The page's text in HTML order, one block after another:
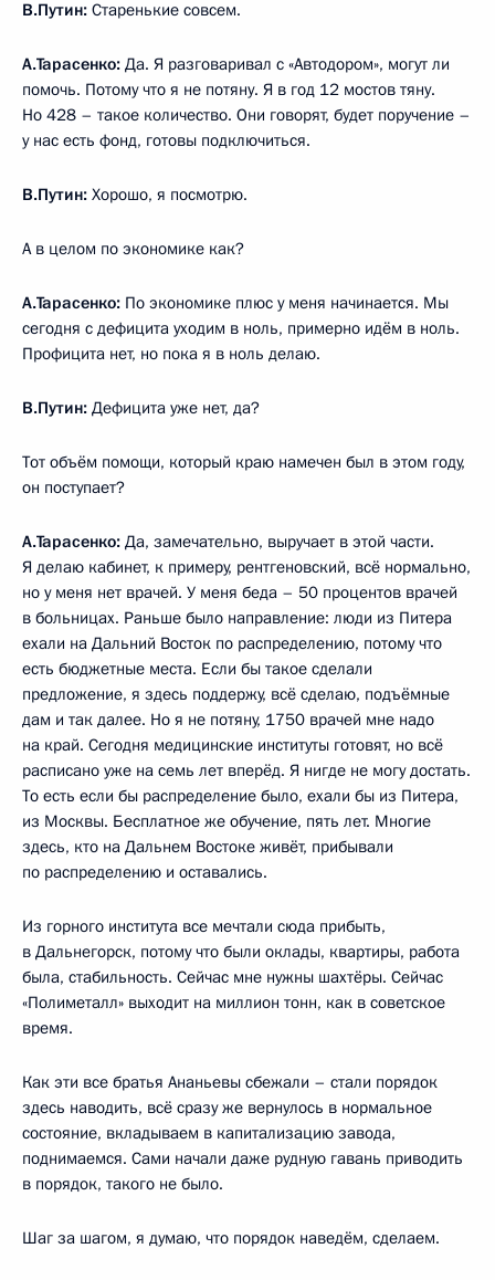
В.Путин: Старенькие совсем.
А.Тарасенко: Да. Я разговаривал с «Автодором», могут ли
помочь. Потому что я не потяну. Я в год 12 мостов тяну.
Но 428 – такое количество. Они говорят, будет поручение –
у нас есть фонд, готовы подключиться.
В.Путин: Хорошо, я посмотрю.
А в целом по экономике как?
А.Тарасенко: По экономике плюс у меня начинается. Мы
сегодня с дефицита уходим в ноль, примерно идём в ноль.
Профицита нет, но пока я в ноль делаю.
В.Путин: Дефицита уже нет, да?
Тот объём помощи, который краю намечен был в этом году,
он поступает?
А.Тарасенко: Да, замечательно, выручает в этой части.
Я делаю кабинет, к примеру, рентгеновский, всё нормально,
но у меня нет врачей. У меня беда – 50 процентов врачей
в больницах. Раньше было направление: люди из Питера
ехали на Дальний Восток по распределению, потому что
есть бюджетные места. Если бы такое сделали
предложение, я здесь поддержу, всё сделаю, подъёмные
дам и так далее. Но я не потяну, 1750 врачей мне надо
на край. Сегодня медицинские институты готовят, но всё
расписано уже на семь лет вперёд. Я нигде не могу достать.
То есть если бы распределение было, ехали бы из Питера,
из Москвы. Бесплатное же обучение, пять лет. Многие
здесь, кто на Дальнем Востоке живёт, прибывали
по распределению и оставались.
Из горного института все мечтали сюда прибыть,
в Дальнегорск, потому что были оклады, квартиры, работа
была, стабильность. Сейчас мне нужны шахтёры. Сейчас
«Полиметалл» выходит на миллион тонн, как в советское
время.
Как эти все братья Ананьевы сбежали – стали порядок
здесь наводить, всё сразу же вернулось в нормальное
состояние, вкладываем в капитализацию завода,
поднимаемся. Сами начали даже рудную гавань приводить
в порядок, такого не было.
Шаг за шагом, я думаю, что порядок наведём, сделаем.